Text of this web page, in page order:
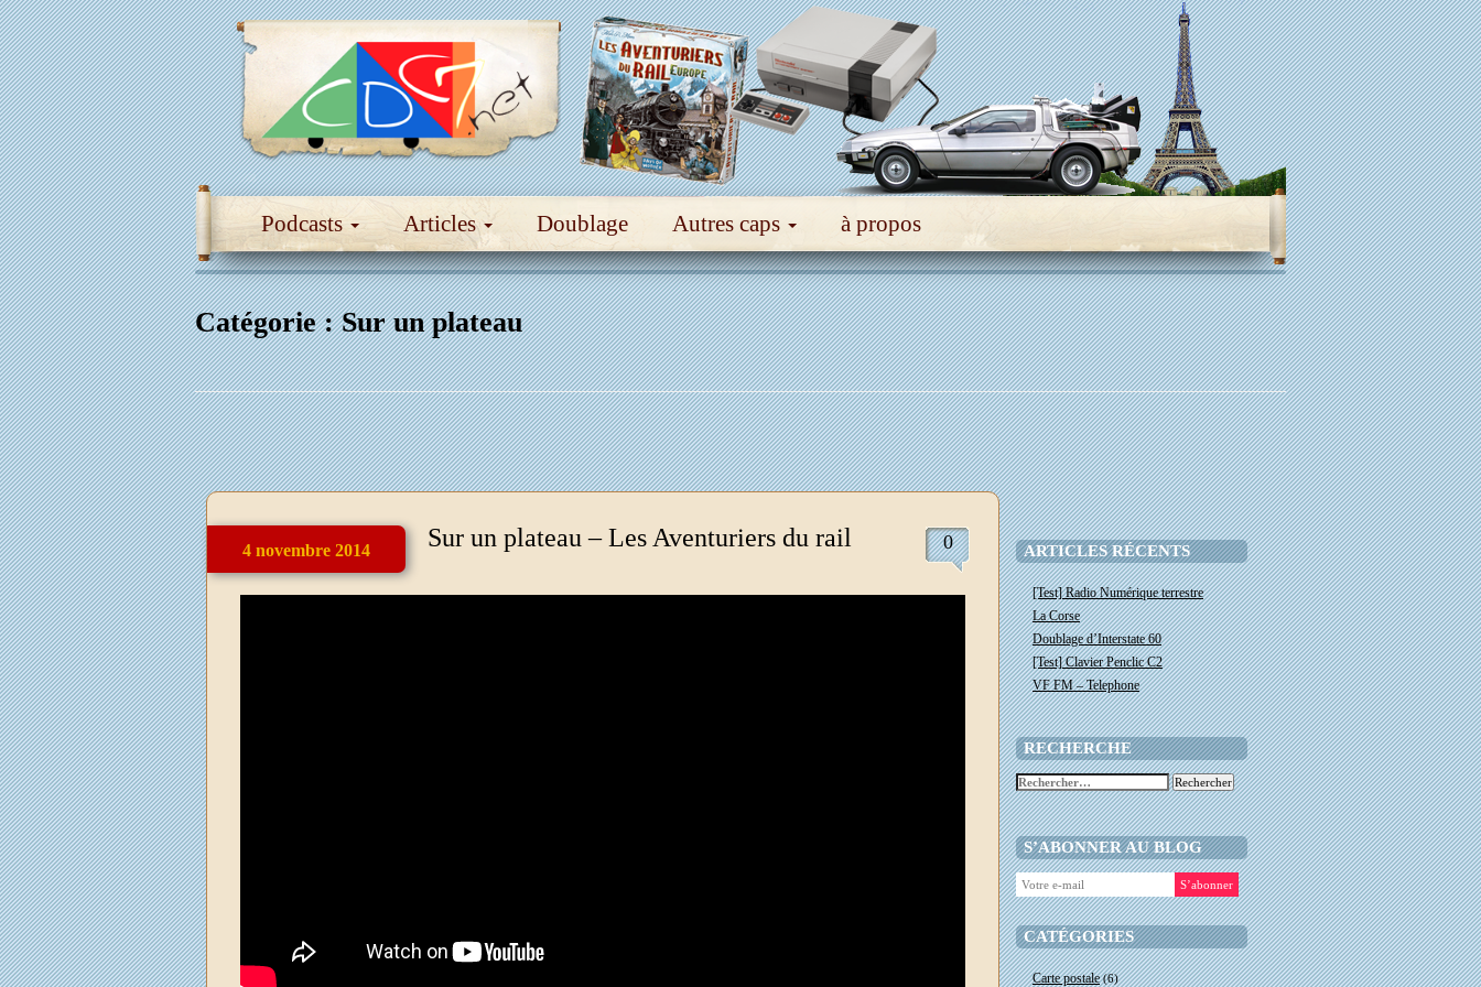
Podcasts Articles Doublage Autres caps à propos
Catégorie :Sur un plateau
4 novembre 2014 Sur un plateau – Les Aventuriers du rail 0 ARTICLES RÉCENTS
[Test] Radio Numérique terrestre
La Corse
Doublage d’Interstate 60
[Test] Clavier Penclic C2
VF FM – Telephone
RECHERCHE
Rechercher :
S’ABONNER AU BLOG
CATÉGORIES
Carte postale(6)